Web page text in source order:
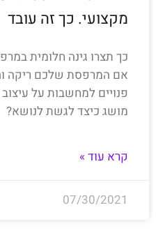
מקצועי. כך זה עובד
כך תצרו גינה חלומית
אם המרפסת שלכם ריקה
פנויים למחשבות על
מושג כיצד לגשת לנושא?
קרא עוד »
07/30/2021